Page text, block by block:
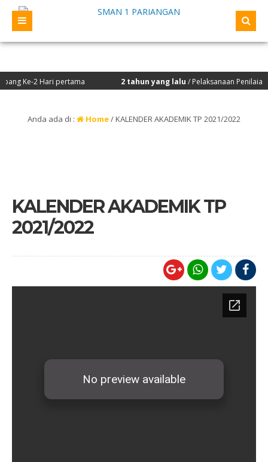
Ke-2 Hari pertama 2 tahun yang lalu/ Pelaksanaan Penilaian
Anda ada di : Home/KALENDER AKADEMIK TP 2021/2022
KALENDER AKADEMIK TP
2021/2022